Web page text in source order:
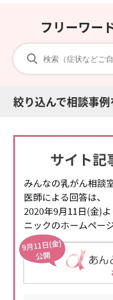
フリーワー
絞り込んで相談事